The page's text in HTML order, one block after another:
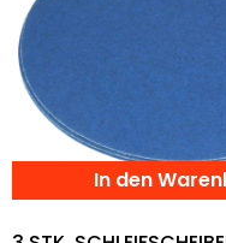
In den